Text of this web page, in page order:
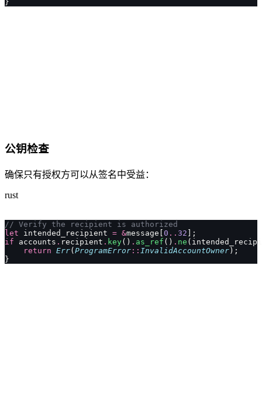
}
公钥检查
确保只有授权方可以从签名中受益：
rust
// Verify the recipient is authorized
let intended_recipient = &message[ 0 .. 32 ];
if accounts . recipient . key() . as_ref () . ne
    return
Err( ProgramError :: InvalidAccountOwner );
}